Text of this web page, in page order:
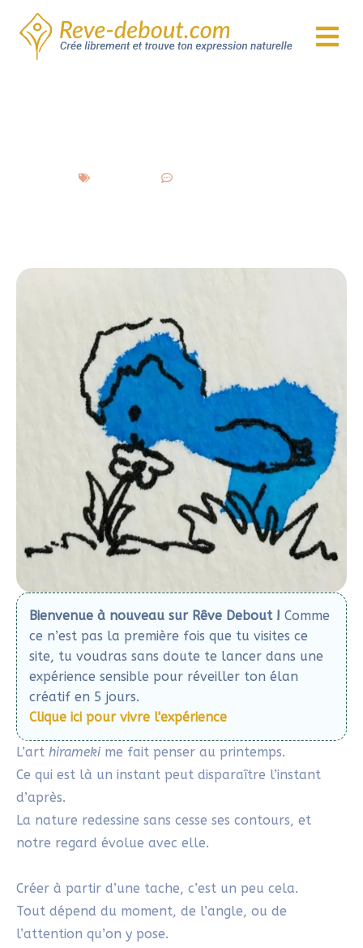
Ce n’est pas grave si rien ne vient tout de suite.
Parfois, il suffit de poser la feuille… et d’y revenir
Pour t’aider à démarrer, j’ai préparé un
À toi de jouer avec ce que tu perçois !
Tu peux aussi t’amuser à créer des séries : une
famille d’animaux, des objets de cuisine, ou tout
autre thème qui t’inspire.
J’ai trouvé que mes propres créations, une fois
isolées et numérisées, dégageaient quelque chose de
doux, amusant et même attendrissant.
Alors pourquoi ne pas les transformer en cartes
postales, à offrir avec une attention délicate ?
Hirameki, une invitation à
créer, sans modèle ni